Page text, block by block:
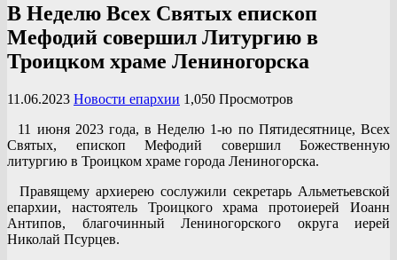
В Неделю Всех Святых епископ
Мефодий совершил Литургию в
Троицком храме Лениногорска
11.06.2023 Новости епархии 1,050 Просмотров
11 июня 2023 года, в Неделю 1-ю по Пятидесятнице, Всех
Святых, епископ Мефодий совершил Божественную
литургию в Троицком храме города Лениногорска.
Правящему архиерею сослужили секретарь Альметьевской
епархии, настоятель Троицкого храма протоиерей Иоанн
Антипов, благочинный Лениногорского округа иерей
Николай Псурцев.